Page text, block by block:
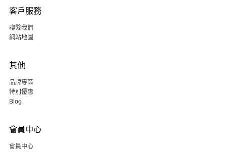
客戶服務
聯繫我們
網站地圖
其他
品牌專區
特別優惠
Blog
會員中心
會員中心